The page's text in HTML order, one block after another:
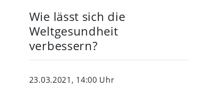
Wie lässt sich die
Weltgesundheit
verbessern?
23.03.2021, 14:00 Uhr